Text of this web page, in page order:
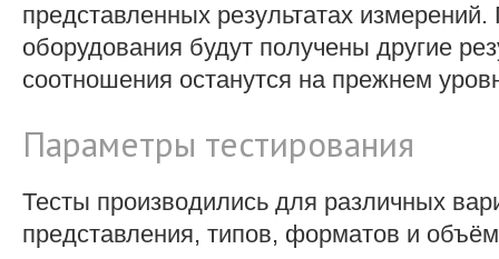
представленных результатах измерений.
оборудования будут получены другие
соотношения останутся на прежнем
Параметры тестирования
Тесты производились для различных
представления, типов, форматов и